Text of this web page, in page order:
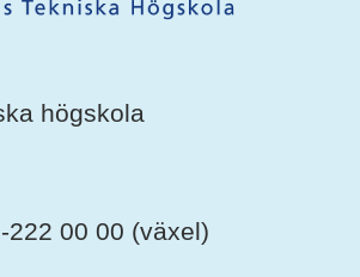
högskola
222 00 00 (växel)